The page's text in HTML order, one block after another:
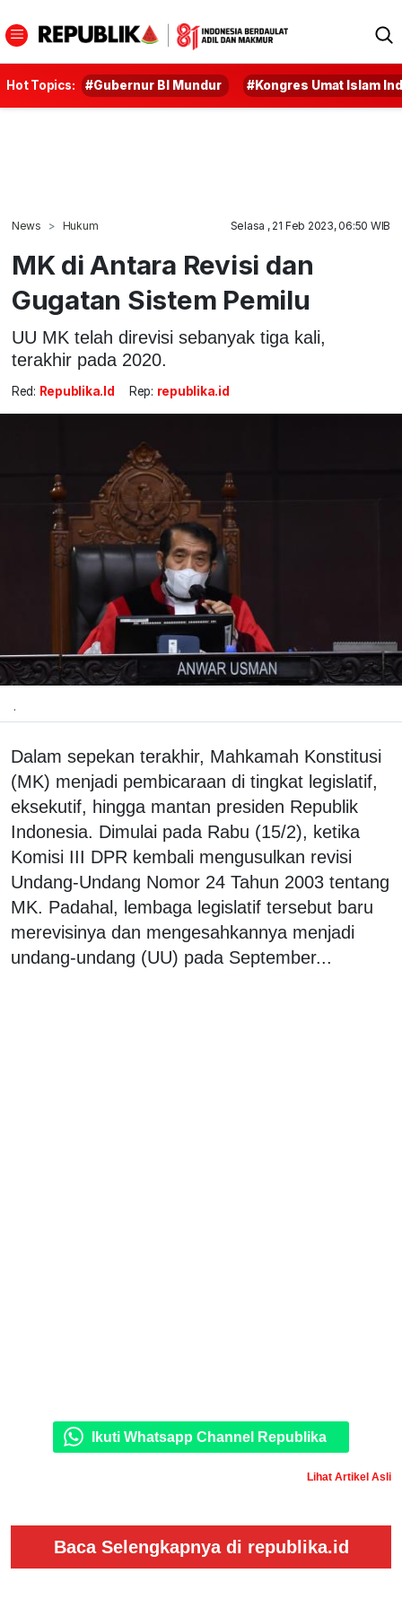
Hot Topics: #Gubernur BI Mundur #Kongres Umat Islam
News Hukum Selasa , 21 Feb 2023, 06:50 WIB
MK di Antara Revisi dan
Gugatan Sistem Pemilu
UU MK telah direvisi sebanyak tiga kali,
terakhir pada 2020.
Red: Republika.id Rep: republika.id
.
Dalam sepekan terakhir, Mahkamah Konstitusi
(MK) menjadi pembicaraan di tingkat legislatif,
eksekutif, hingga mantan presiden Republik
Indonesia. Dimulai pada Rabu (15/2), ketika
Komisi III DPR kembali mengusulkan revisi
Undang-Undang Nomor 24 Tahun 2003 tentang
MK. Padahal, lembaga legislatif tersebut baru
merevisinya dan mengesahkannya menjadi
undang-undang (UU) pada September...
Ikuti Whatsapp Channel Republika
Lihat Artikel Asli
Baca Selengkapnya di republika.id